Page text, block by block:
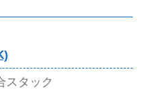
スタック